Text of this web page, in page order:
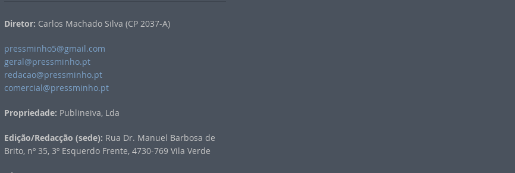
Diretor: Carlos Machado Silva (CP 2037-A)
pressminho5@gmail.com
geral@pressminho.pt
redacao@pressminho.pt
comercial@pressminho.pt
Propriedade: Publineiva, Lda
Edição/Redacção (sede): Rua Dr. Manuel Barbosa de
Brito, nº 35, 3º Esquerdo Frente, 4730-769 Vila Verde